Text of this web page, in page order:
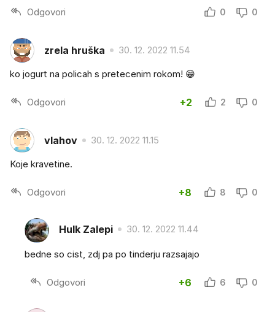
Odgovori 0 0
zrela hruška 30. 12. 2022 11.54
ko jogurt na policah s pretecenim rokom! 😁
Odgovori +2 2 0
vlahov 30. 12. 2022 11.15
Koje kravetine.
Odgovori +8 8 0
Hulk Zalepi 30. 12. 2022 11.44
bedne so cist, zdj pa po tinderju razsajajo
Odgovori +6 6 0